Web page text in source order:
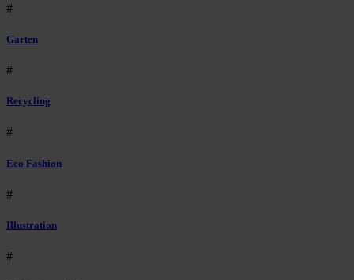
#
Garten
#
Recycling
#
Eco Fashion
#
Illustration
#